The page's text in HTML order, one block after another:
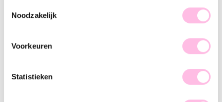
Noodzakelijk
Voorkeuren
Statistieken